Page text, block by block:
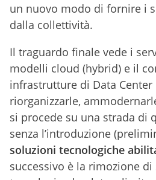
un nuovo modo di fornire i
dalla collettività.
Il traguardo finale vede i
modelli cloud (hybrid) e il
infrastrutture di Data Center
riorganizzarle,
si procede su una strada di
senza l’introduzione
soluzioni tecnologiche
successivo è la rimozione